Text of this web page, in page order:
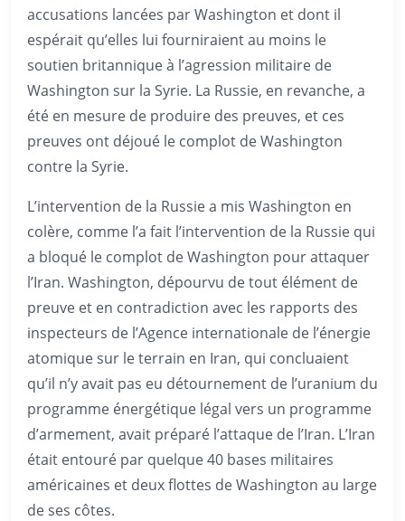
accusations lancées par Washington et dont il
espérait qu’elles lui fourniraient au moins le
soutien britannique à l’agression militaire de
Washington sur la Syrie. La Russie, en revanche, a
été en mesure de produire des preuves, et ces
preuves ont déjoué le complot de Washington
contre la Syrie.
L’intervention de la Russie a mis Washington en
colère, comme l’a fait l’intervention de la Russie qui
a bloqué le complot de Washington pour attaquer
l’Iran. Washington, dépourvu de tout élément de
preuve et en contradiction avec les rapports des
inspecteurs de l’Agence internationale de l’énergie
atomique sur le terrain en Iran, qui concluaient
qu’il n’y avait pas eu détournement de l’uranium du
programme énergétique légal vers un programme
d’armement, avait préparé l’attaque de l’Iran. L’Iran
était entouré par quelque 40 bases militaires
américaines et deux flottes de Washington au large
de ses côtes.